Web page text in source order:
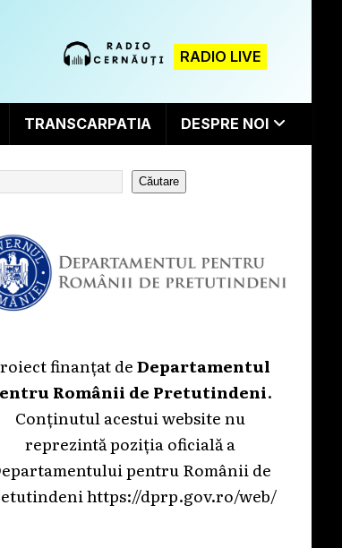
RADIO LIVE
TRANSCARPATIA DESPRE NOI
Căutare
finanțat deDepartamentul
Românii de Pretutindeni.
Conținutul acestui website nu
reprezintă poziția oficială a
pentru Românii de
https://dprp.gov.ro/web/